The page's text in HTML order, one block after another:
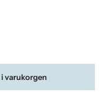
varukorgen